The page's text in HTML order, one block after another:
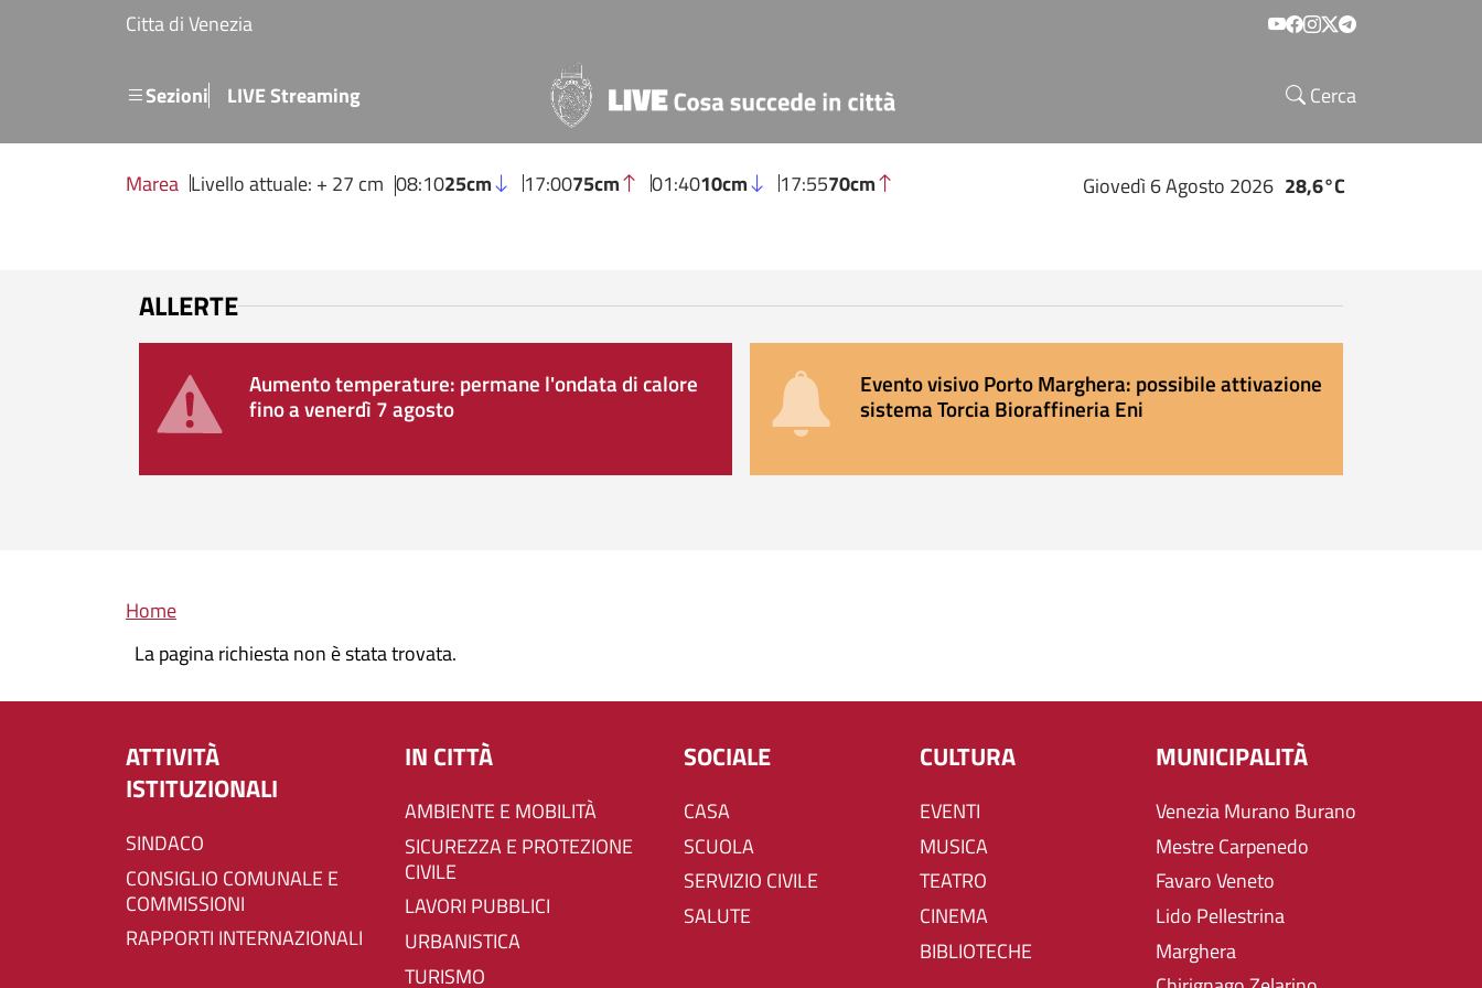
Salta al contenuto principale
Citta di Venezia Social menu
SezioniMenu secondario
LIVE Streaming Cerca
Marea Livello attuale: + 27 cm 08:1025cm 17:0075cm 01:4010cm 17:5570cm Giovedì 6 Agosto 2026 28,6°C
ALLERTE
Aumento temperature: permane l'ondata di calore
fino a venerdì 7 agosto
Evento visivo Porto Marghera: possibile attivazione
sistema Torcia Bioraffineria Eni
Briciole di pane
Home
La pagina richiesta non è stata trovata.
ATTIVITÀ
ISTITUZIONALI
SINDACO
CONSIGLIO COMUNALE E
COMMISSIONI
RAPPORTI INTERNAZIONALI
IN CITTÀ
AMBIENTE E MOBILITÀ
SICUREZZA E PROTEZIONE
CIVILE
LAVORI PUBBLICI
URBANISTICA
TURISMO
SOCIALE
CASA
SCUOLA
SERVIZIO CIVILE
SALUTE
CULTURA
EVENTI
MUSICA
TEATRO
CINEMA
BIBLIOTECHE
MUNICIPALITÀ
Venezia Murano Burano
Mestre Carpenedo
Favaro Veneto
Lido Pellestrina
Marghera